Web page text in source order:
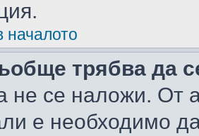
началото
трябва да
не се наложи. От
е необходимо